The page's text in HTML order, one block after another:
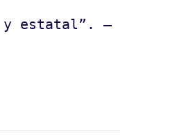
y estatal”. —